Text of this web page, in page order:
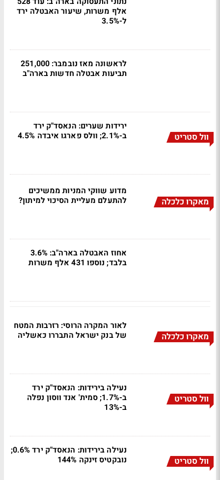
אלף משרות, שיעור האבטלה ירד
ל-3.5%
לראשונה מאז נובמבר: 251,000
תביעות אבטלה חדשות בארה"ב
וול סטריט
ירידות שערים: הנאסד"ק ירד
ב-2.1%; וולס פארגו איבדה 4.5%
מאקרו כלכלה
מדוע שווקי המניות ממשיכים
להתעלם מעליית הסיכוי למיתון?
אחוז האבטלה בארה"ב: 3.6%
בלבד; נוספו 431 אלף משרות
מאקרו כלכלה
לאור המקרה הרוסי: רזרבות המטח
של בנק ישראל התבררו כאשליה
וול סטריט
נעילה בירידות: הנאסד"ק ירד
ב-1.7%; סמית' אנד ווסון נפלה
ב-13%
וול סטריט
נעילה בירידות: הנאסד"ק ירד 0.6%;
נובקטיס זינקה 144%